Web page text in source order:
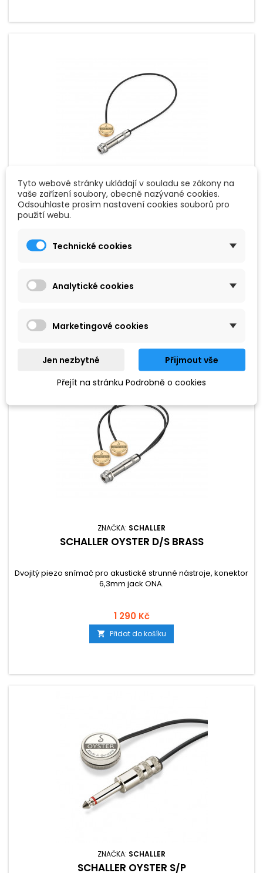
ZNAČKA:SCHALLER
SCHALLER OYSTER S/S BRASS
Piezo snímač pro akustické strunné nástroje, konektor 6,3mm
920 Kč
ZNAČKA: SCHALLER
SCHALLER OYSTER D/S BRASS
Dvojitý piezo snímač pro akustické strunné nástroje, konektor
6,3mm jack ONA.
1 290 Kč
 Přidat do košíku
ZNAČKA: SCHALLER
SCHALLER OYSTER S/P
Tyto webové stránky ukládají v souladu se zákony na
vaše zařízení soubory, obecně nazývané cookies.
Odsouhlaste prosím nastavení cookies souborů pro
použití webu.
Technické cookies
Analytické cookies
Marketingové cookies
Jen nezbytné
Přijmout vše
Přejít na stránku Podrobně o cookies